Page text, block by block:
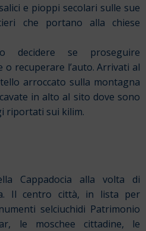
e pioppi secolari sulle sue
che portano alla chiese
decidere se proseguire
o recuperare l’auto. Arrivati al
arroccato sulla montagna
in alto al sito dove sono
riportati sui kilim.
Cappadocia alla volta di
Il centro città, in lista per
selciuchidi Patrimonio
le moschee cittadine, le